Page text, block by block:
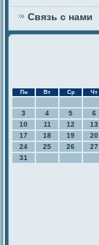
Связь с нами
Пн Вт Ср Чт
3
4 5 6
10
11 12 13
17
18 19 20
24
25 26 27
31